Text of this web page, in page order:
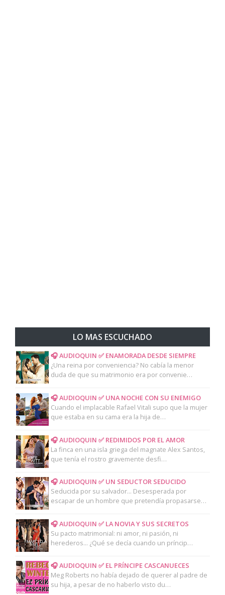
LO MAS ESCUCHADO
🎧 AUDIOQUIN ✅ ENAMORADA DESDE SIEMPRE
¿Una reina por conveniencia? No cabía la menor
duda de que su matrimonio era por convenie…
🎧 AUDIOQUIN ✅ UNA NOCHE CON SU ENEMIGO
Cuando el implacable Rafael Vitali supo que la mujer
que estaba en su cama era la hija de…
🎧 AUDIOQUIN ✅ REDIMIDOS POR EL AMOR
La finca en una isla griega del magnate Alex Santos,
que tenía el rostro gravemente desfi…
🎧 AUDIOQUIN ✅ UN SEDUCTOR SEDUCIDO
Seducida por su salvador... Desesperada por
escapar de un hombre que pretendía propasarse…
🎧 AUDIOQUIN ✅ LA NOVIA Y SUS SECRETOS
Su pacto matrimonial: ni amor, ni pasión, ni
herederos... ¿Qué se decía cuando un príncip…
🎧 AUDIOQUIN ✅ EL PRÍNCIPE CASCANUECES
Meg Roberts no había dejado de querer al padre de
su hija, a pesar de no haberlo visto du…